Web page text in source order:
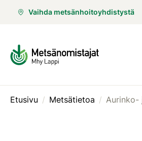
Vaihda metsänhoitoyhdistystä
Etusivu / Metsätietoa / Aurinko-